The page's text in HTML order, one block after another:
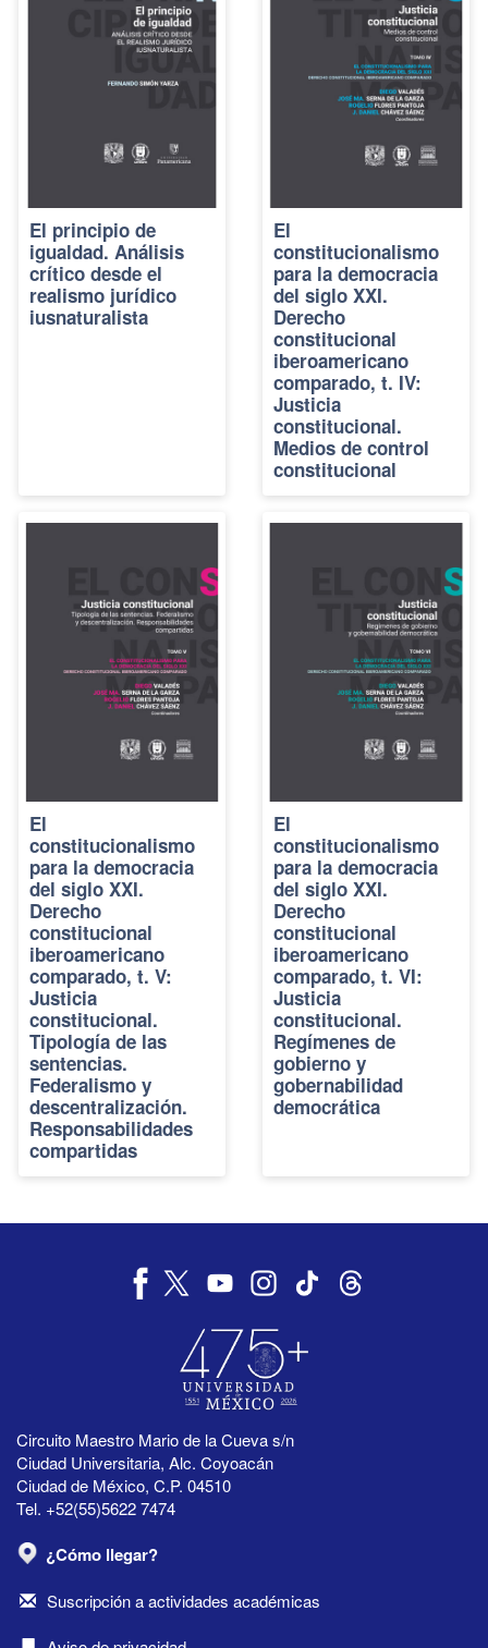
El principio de
igualdad. Análisis
crítico desde el
realismo jurídico
iusnaturalista
El
constitucionalismo
para la democracia
del siglo XXI.
Derecho
constitucional
iberoamericano
comparado, t. IV:
Justicia
constitucional.
Medios de control
constitucional
El
constitucionalismo
para la democracia
del siglo XXI.
Derecho
constitucional
iberoamericano
comparado, t. V:
Justicia
constitucional.
Tipología de las
sentencias.
Federalismo y
descentralización.
Responsabilidades
compartidas
El
constitucionalismo
para la democracia
del siglo XXI.
Derecho
constitucional
iberoamericano
comparado, t. VI:
Justicia
constitucional.
Regímenes de
gobierno y
gobernabilidad
democrática
Circuito Maestro Mario de la Cueva s/n
Ciudad Universitaria, Alc. Coyoacán
Ciudad de México, C.P. 04510
Tel. +52(55)5622 7474
¿Cómo llegar?
Suscripción a actividades académicas